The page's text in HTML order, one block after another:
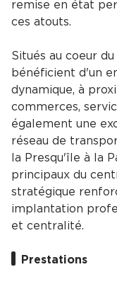
remise en état
ces atouts.
Situés au coeur
bénéficient d'un
dynamique, à
commerces,
également une
réseau de
la Presqu'île à la
principaux du
stratégique
implantation
et centralité.
Prestations